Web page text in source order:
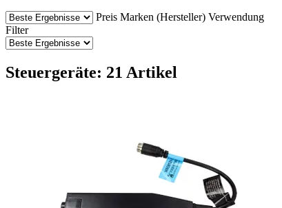
Preis Marken (Hersteller) Verwendung
Filter
Steuergeräte: 21 Artikel